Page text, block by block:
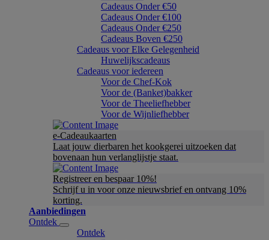
Cadeaus Onder €50
Cadeaus Onder €100
Cadeaus Onder €250
Cadeaus Boven €250
Cadeaus voor Elke Gelegenheid
Huwelijkscadeaus
Cadeaus voor iedereen
Voor de Chef-Kok
Voor de (Banket)bakker
Voor de Theeliefhebber
Voor de Wijnliefhebber
e-Cadeaukaarten
Laat jouw dierbaren het kookgerei uitzoeken dat
bovenaan hun verlanglijstje staat.
Registreer en bespaar 10%!
Schrijf u in voor onze nieuwsbrief en ontvang 10%
korting.
Aanbiedingen
Ontdek
Ontdek